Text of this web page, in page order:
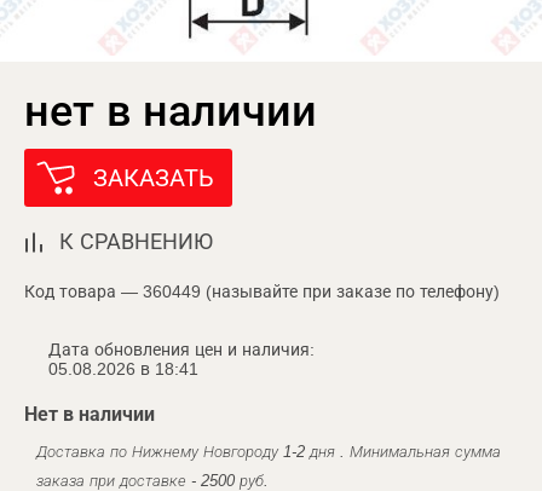
нет в наличии
ЗАКАЗАТЬ
К СРАВНЕНИЮ
Код товара — 360449 (называйте при заказе по телефону)
Дата обновления цен и наличия:
05.08.2026 в 18:41
Нет в наличии
Доставка по Нижнему Новгороду 1-2 дня . Минимальная сумма
заказа при доставке - 2500 руб.